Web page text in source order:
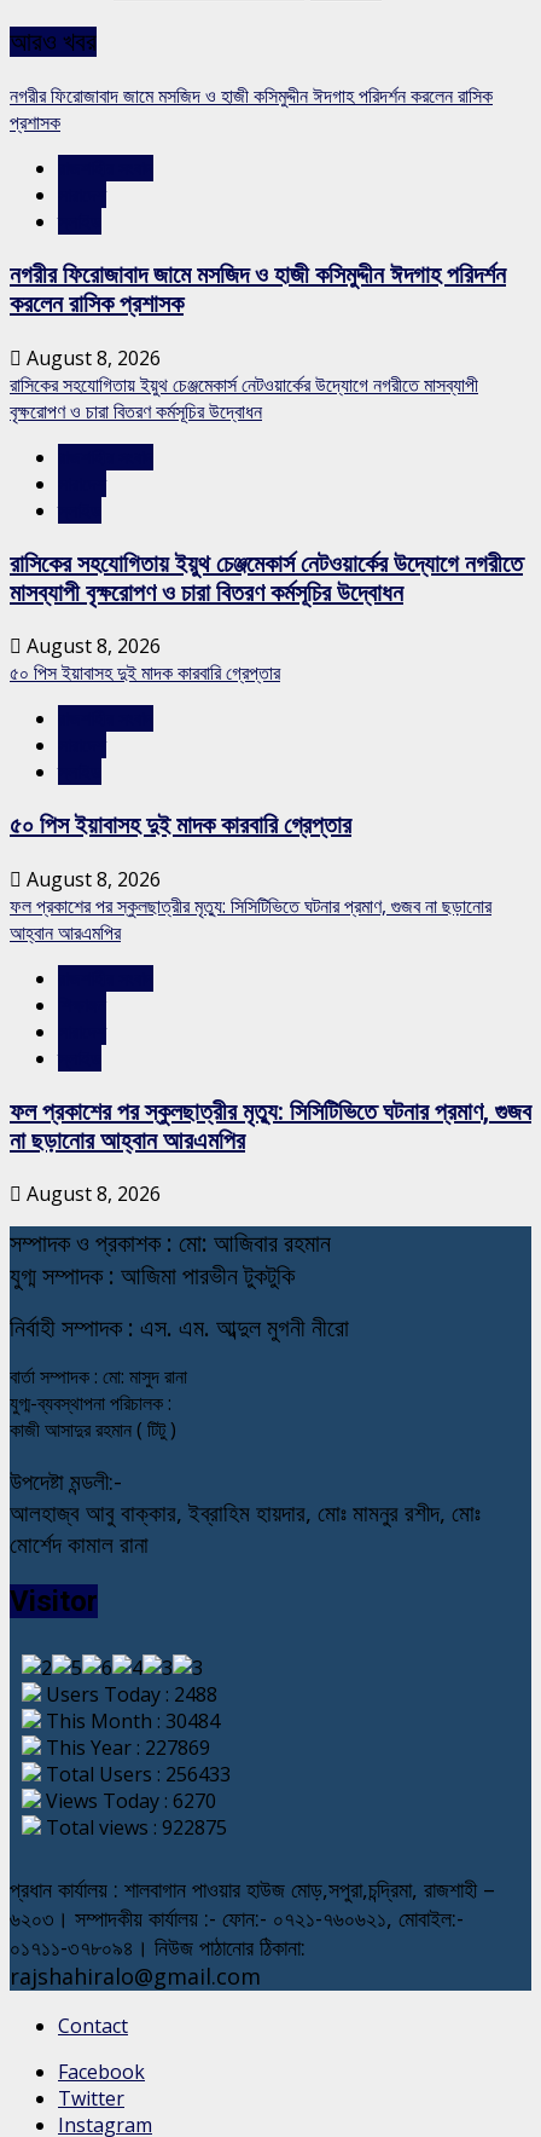
আরও খবর
নগরীর ফিরোজাবাদ জামে মসজিদ ও হাজী কসিমুদ্দীন ঈদগাহ পরিদর্শন করলেন রাসিক
প্রশাসক
নগরীর ফিরোজাবাদ জামে মসজিদ ও হাজী কসিমুদ্দীন ঈদগাহ পরিদর্শন
করলেন রাসিক প্রশাসক
August 8, 2026
রাসিকের সহযোগিতায় ইয়ুথ চেঞ্জমেকার্স নেটওয়ার্কের উদ্যোগে নগরীতে মাসব্যাপী
বৃক্ষরোপণ ও চারা বিতরণ কর্মসূচির উদ্বোধন
রাসিকের সহযোগিতায় ইয়ুথ চেঞ্জমেকার্স নেটওয়ার্কের উদ্যোগে নগরীতে
মাসব্যাপী বৃক্ষরোপণ ও চারা বিতরণ কর্মসূচির উদ্বোধন
August 8, 2026
৫০ পিস ইয়াবাসহ দুই মাদক কারবারি গ্রেপ্তার
৫০ পিস ইয়াবাসহ দুই মাদক কারবারি গ্রেপ্তার
August 8, 2026
ফল প্রকাশের পর স্কুলছাত্রীর মৃত্যু: সিসিটিভিতে ঘটনার প্রমাণ, গুজব না ছড়ানোর
আহ্বান আরএমপির
ফল প্রকাশের পর স্কুলছাত্রীর মৃত্যু: সিসিটিভিতে ঘটনার প্রমাণ, গুজব
না ছড়ানোর আহ্বান আরএমপির
August 8, 2026
সম্পাদক ও প্রকাশক : মো: আজিবার রহমান
যুগ্ম সম্পাদক : আজিমা পারভীন টুকটুকি
নির্বাহী সম্পাদক : এস. এম. আব্দুল মুগনী নীরো
বার্তা সম্পাদক : মো: মাসুদ রানা
যুগ্ম-ব্যবস্থাপনা পরিচালক :
কাজী আসাদুর রহমান ( টিটু )
উপদেষ্টা মন্ডলী:-
আলহাজ্ব আবু বাক্কার, ইব্রাহিম হায়দার, মোঃ মামনুর রশীদ, মোঃ
মোর্শেদ কামাল রানা
Visitor
Users Today : 2488
This Month : 30484
This Year : 227869
Total Users : 256433
Views Today : 6270
Total views : 922875
প্রধান কার্যালয় : শালবাগান পাওয়ার হাউজ মোড়,সপুরা,চন্দ্রিমা, রাজশাহী –
৬২০৩। সম্পাদকীয় কার্যালয় :- ফোন:- ০৭২১-৭৬০৬২১, মোবাইল:-
০১৭১১-৩৭৮০৯৪। নিউজ পাঠানোর ঠিকানা:
rajshahiralo@gmail.com
Contact
Facebook
Twitter
Instagram